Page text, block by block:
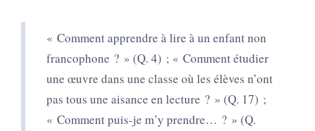
« Comment apprendre à lire à un enfant non
francophone ? » (Q. 4) ; « Comment étudier
une œuvre dans une classe où les élèves n’ont
pas tous une aisance en lecture ? » (Q. 17) ;
« Comment puis-je m’y prendre… ? » (Q.